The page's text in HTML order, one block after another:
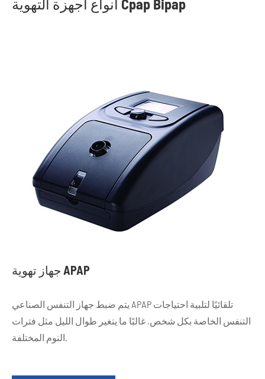
أنواع أجهزة التهوية Cpap Bipap
جهاز تهوية APAP
يتم ضبط جهاز التنفس الصناعي APAP تلقائيًا لتلبية احتياجات
التنفس الخاصة بكل شخص. غالبًا ما يتغير طوال الليل مثل فترات
النوم المختلفة.